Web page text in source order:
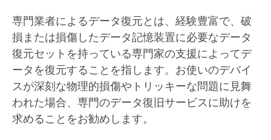
専門業者によるデータ復元とは、経験豊富で、破
損または損傷したデータ記憶装置に必要なデータ
復元セットを持っている専門家の支援によってデ
ータを復元することを指します。お使いのデバイ
スが深刻な物理的損傷やトリッキーな問題に見舞
われた場合、専門のデータ復旧サービスに助けを
求めることをお勧めします。